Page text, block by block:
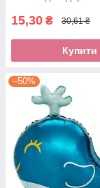
15,30 ₴ 30,61 ₴
Купити
–50%